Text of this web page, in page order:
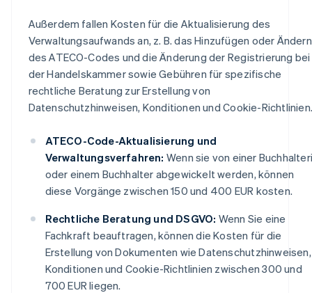
Außerdem fallen Kosten für die Aktualisierung des
Verwaltungsaufwands an, z. B. das Hinzufügen oder Ändern
des ATECO-Codes und die Änderung der Registrierung bei
der Handelskammer sowie Gebühren für spezifische
rechtliche Beratung zur Erstellung von
Datenschutzhinweisen, Konditionen und Cookie-Richtlinien.
ATECO-Code-Aktualisierung und
Verwaltungsverfahren: Wenn sie von einer
oder einem Buchhalter abgewickelt werden, können
diese Vorgänge zwischen 150 und 400 EUR kosten.
Rechtliche Beratung und DSGVO: Wenn Sie eine
Fachkraft beauftragen, können die Kosten für die
Erstellung von Dokumenten wie Datenschutzhinweisen,
Konditionen und Cookie-Richtlinien zwischen 300 und
700 EUR liegen.